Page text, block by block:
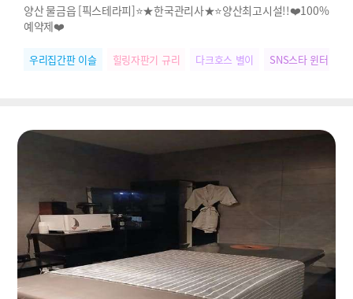
양산 물금읍 [픽스테라피]⭐★한국관리사★⭐양산최고시설!!❤️100%
예약제❤️
우리집간판 이슬 힐링자판기 규리 다크호스 별이 SNS스타 윈터